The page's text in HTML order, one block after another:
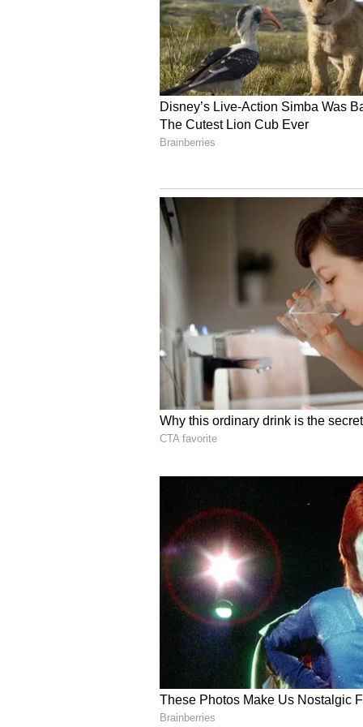
ప్రస్తుతం రకుల్ ముంబైలోనే సందడి
కార్యక్రమాలకు హాజరవుతూ సందడి
రకుల్ అభిమానులతో పంచుకుంటూనే
4
తాజాగా రకుల్ GQ మోస్ట్ ఇన్
పాల్గొన్న ఈ వేడుకలో రకుల్ అదిరిపోయే
లుక్ తో రకుల్ మైండ్ బ్లాక్ చేసింది.